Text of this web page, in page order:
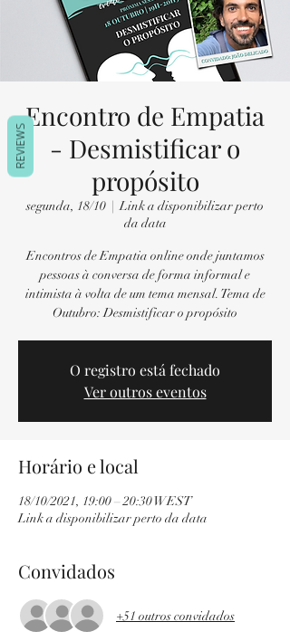
Encontro de Empatia
- Desmistificar o
propósito
segunda, 18/10
  |
Link a disponibilizar perto
da data
Encontros de Empatia online onde juntamos
pessoas à conversa de forma informal e
intimista à volta de um tema mensal. Tema de
Outubro: Desmistificar o propósito
O registro está fechado
Ver outros eventos
Horário e local
18/10/2021, 19:00 – 20:30 WEST
Link a disponibilizar perto da data
Convidados
+51 outros convidados
REVIEWS